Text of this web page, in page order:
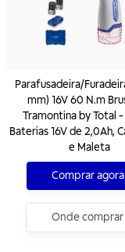
Parafusadeira/
mm) 16V 60 N.m
Tramontina by Total -
Baterias 16V de 2,0Ah,
e Maleta
Comprar agora
Onde comprar